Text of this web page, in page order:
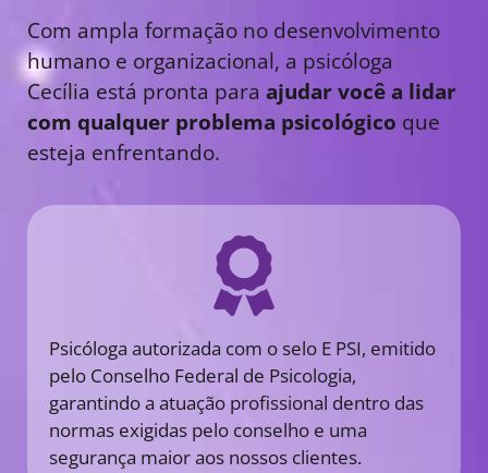
Com ampla formação no desenvolvimento
humano e organizacional, a psicóloga
Cecília está pronta para ajudar você a lidar
com qualquer problema psicológico que
esteja enfrentando.
Psicóloga autorizada com o selo E PSI, emitido
pelo Conselho Federal de Psicologia,
garantindo a atuação profissional dentro das
normas exigidas pelo conselho e uma
segurança maior aos nossos clientes.